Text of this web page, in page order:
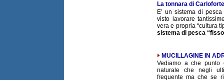
La tonnara di Carloforte
E’ un sistema di
visto lavorare
vera e propria “cultura
sistema di pesca
MUCILLAGINE IN
Vediamo a che
naturale che negli
frequente ma che se